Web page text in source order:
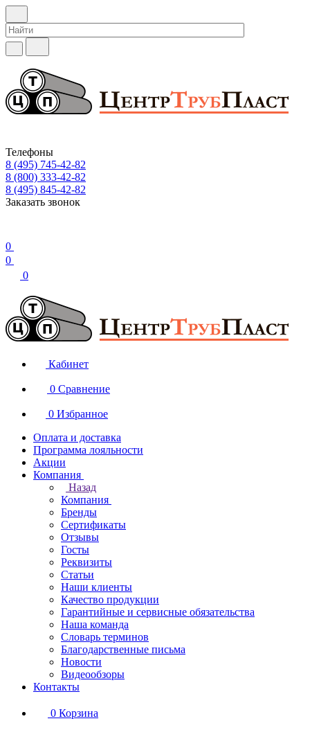
Телефоны
8 (495) 745-42-82
8 (800) 333-42-82
8 (495) 845-42-82
Заказать звонок
0
0
0
Кабинет
0 Сравнение
0 Избранное
Оплата и доставка
Программа лояльности
Акции
Компания
Назад
Компания
Бренды
Сертификаты
Отзывы
Госты
Реквизиты
Статьи
Наши клиенты
Качество продукции
Гарантийные и сервисные обязательства
Наша команда
Словарь терминов
Благодарственные письма
Новости
Видеообзоры
Контакты
0 Корзина